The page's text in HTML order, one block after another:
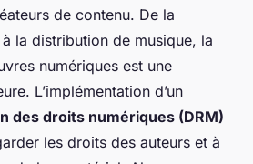
de contenu. De la
la distribution de musique, la
numériques est une
L’implémentation d’un
des droits numériques (DRM)
les droits des auteurs et à